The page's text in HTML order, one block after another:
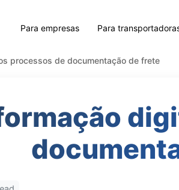
Para empresas Para
processos de documentação de frete